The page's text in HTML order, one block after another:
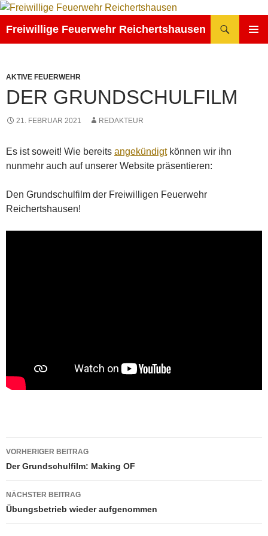
Zum
springen
Freiwillige Feuerwehr Reichertshausen
AKTIVE FEUERWEHR
DER GRUNDSCHULFILM
21. FEBRUAR 2021 REDAKTEUR
Es ist soweit! Wie bereits angekündigtkönnen wir ihn
nunmehr auch auf unserer Website präsentieren:
Den Grundschulfilm der Freiwilligen Feuerwehr
Reichertshausen!
Beitragsnavigation
VORHERIGER BEITRAG
Der Grundschulfilm: Making OF
NÄCHSTER BEITRAG
Übungsbetrieb wieder aufgenommen